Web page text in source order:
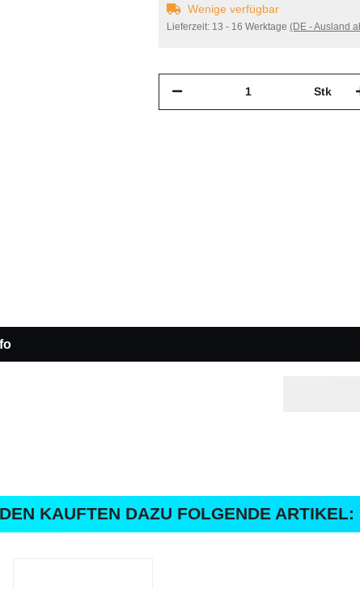
Wenige verfügbar
Lieferzeit: 13 - 16 Werktage (DE - Ausland
Stk
KAUFTEN DAZU FOLGENDE ARTIKEL: